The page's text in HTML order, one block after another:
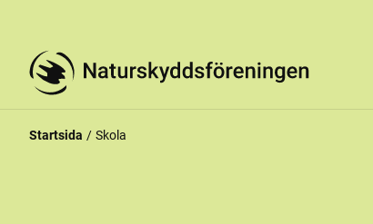
Startsida Skola